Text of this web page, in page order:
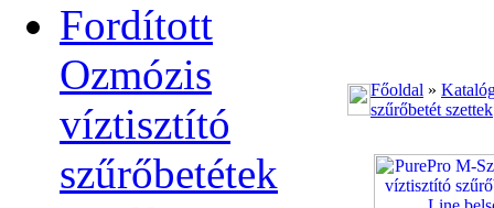
Fordított
Ozmózis
víztisztító
szűrőbetétek
Főoldal »
szűrőbetét szettek